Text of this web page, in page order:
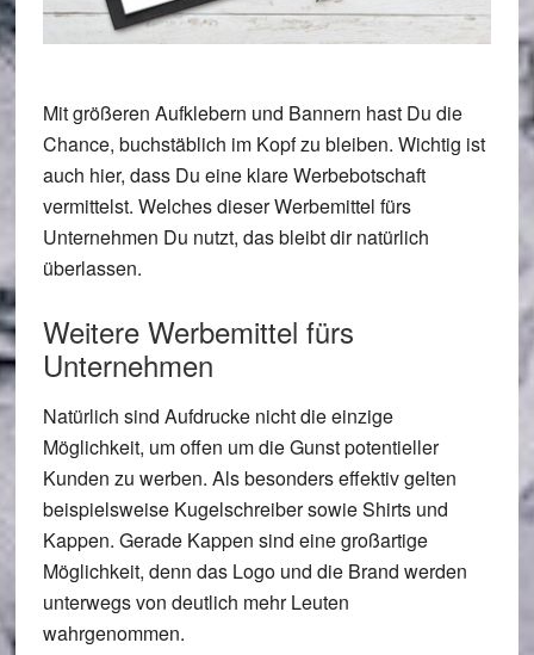
Mit größeren Aufklebern und Bannern hast Du die
Chance, buchstäblich im Kopf zu bleiben. Wichtig ist
auch hier, dass Du eine klare Werbebotschaft
vermittelst. Welches dieser Werbemittel fürs
Unternehmen Du nutzt, das bleibt dir natürlich
überlassen.
Weitere Werbemittel fürs
Unternehmen
Natürlich sind Aufdrucke nicht die einzige
Möglichkeit, um offen um die Gunst potentieller
Kunden zu werben. Als besonders effektiv gelten
beispielsweise Kugelschreiber sowie Shirts und
Kappen. Gerade Kappen sind eine großartige
Möglichkeit, denn das Logo und die Brand werden
unterwegs von deutlich mehr Leuten
wahrgenommen.